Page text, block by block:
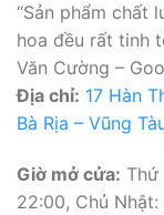
“Sản phẩm chất
hoa đều rất tinh
Văn Cường –
Địa chỉ: 17 Hàn
Bà Rịa – Vũng
Giờ mở cửa: Thứ
22:00, Chủ